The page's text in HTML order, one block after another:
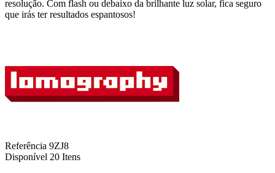
resolução. Com flash ou debaixo da brilhante luz solar, fica seguro
que irás ter resultados espantosos!
Referência 9ZJ8
Disponível 20 Itens